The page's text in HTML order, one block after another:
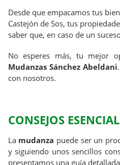
Desde que empacamos tus
Castejón de Sos, tus
saber que, en caso de un
No esperes más, tu mejor
Mudanzas Sánchez Abeldani
con nosotros.
CONSEJOS
La mudanza puede ser un
y siguiendo unos sencillos
presentamos una guía